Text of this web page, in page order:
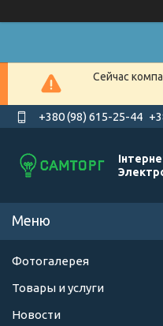
Сейчас
+380 (98) 615-25-44
Фотогалерея
Товары и услуги
Новости